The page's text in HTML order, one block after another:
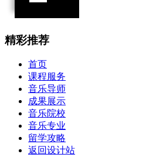
精彩推荐
首页
课程服务
音乐导师
成果展示
音乐院校
音乐专业
留学攻略
返回设计站